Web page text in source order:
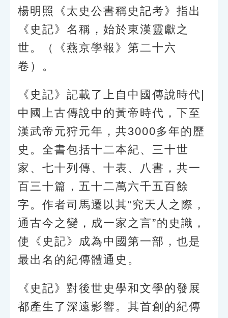
楊明照《太史公書稱史記考》指出
《史記》名稱，始於東漢靈獻之
世。（《燕京學報》第二十六
卷）。
《史記》記載了上自中國傳說時代|
中國上古傳說中的黃帝時代，下至
漢武帝元狩元年，共3000多年的歷
史。全書包括十二本紀、三十世
家、七十列傳、十表、八書，共一
百三十篇，五十二萬六千五百餘
字。作者司馬遷以其“究天人之際，
通古今之變，成一家之言”的史識，
使《史記》成為中國第一部，也是
最出名的紀傳體通史。
《史記》對後世史學和文學的發展
都產生了深遠影響。其首創的紀傳